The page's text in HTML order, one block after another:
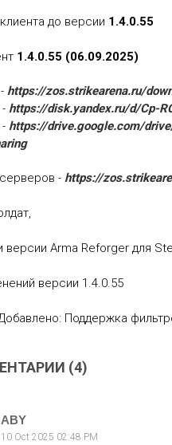
до версии 1.4.0.55
1.4.0.55 (06.09.2025)
https://zos.strikearena.ru/
https://disk.yandex.ru/d/Cp-
https://drive.google.com/
- https://
Arma Reforger для
версии 1.4.0.55
Поддержка
(4)
ABY
10 Oct 2025 02:48 PM